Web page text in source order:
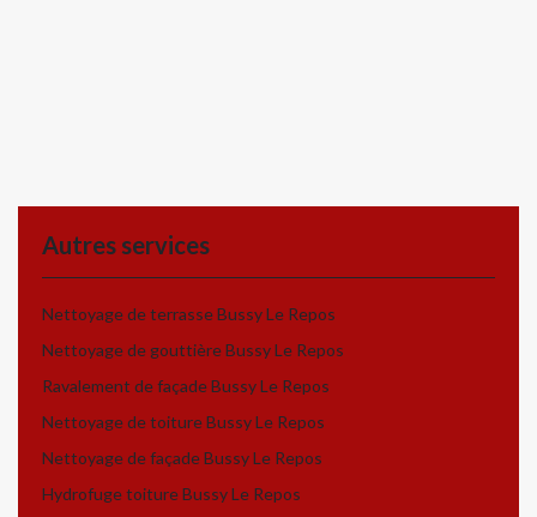
Autres services
Nettoyage de terrasse Bussy Le Repos
Nettoyage de gouttière Bussy Le Repos
Ravalement de façade Bussy Le Repos
Nettoyage de toiture Bussy Le Repos
Nettoyage de façade Bussy Le Repos
Hydrofuge toiture Bussy Le Repos